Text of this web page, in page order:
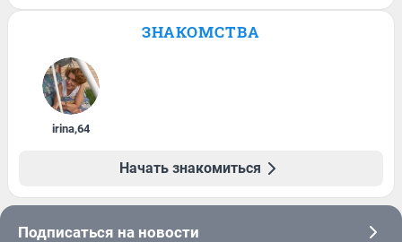
ЗНАКОМСТВА
irina,64
Начать знакомиться
Подписаться на новости